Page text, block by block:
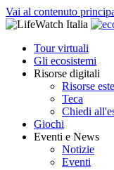
Vai al contenuto
Tour virtuali
Gli ecosistemi
Risorse digitali
Risorse
Teca
Chiedi
Giochi
Eventi e News
Notizie
Eventi